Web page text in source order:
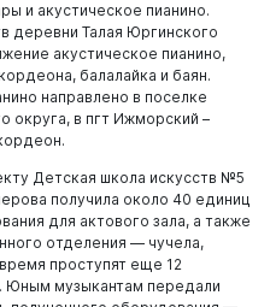
и акустическое пианино.
деревни Талая Юргинского
акустическое пианино,
балалайка и баян.
направлено в поселке
округа, в пгт Ижморский –
Детская школа искусств №5
получила около 40 единиц
для актового зала, а также
отделения — чучела,
проступят еще 12
Юным музыкантам передали